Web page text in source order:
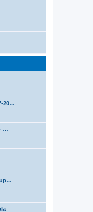
20…
…